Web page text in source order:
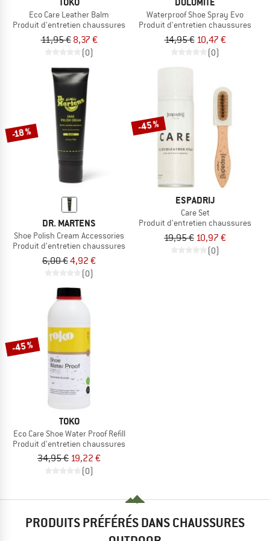
Eco Care Leather Balm
Produit d'entretien chaussures
11,95 € 8,37 €
(0)
Waterproof Shoe Spray Evo
Produit d'entretien chaussures
14,95 € 10,47 €
(0)
-18 %
DR. MARTENS
Shoe Polish Cream Accessories
Produit d'entretien chaussures
6,00 €4,92 €
(0)
-45 %
ESPADRIJ
Care Set
Produit d'entretien chaussures
19,95 € 10,97 €
(0)
-45 %
TOKO
Eco Care Shoe Water Proof Refill
Produit d'entretien chaussures
34,95 € 19,22 €
(0)
PRODUITS PRÉFÉRÉS DANS CHAUSSURES